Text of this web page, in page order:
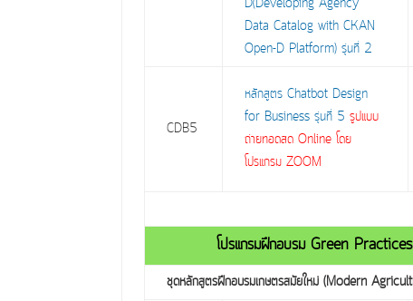
Data Catalog with CKAN
Open-D Platform) รุ่นที่ 2
CDB5
หลักสูตร Chatbot Design
for Business รุ่นที่ 5 รูปแบบ
ถ่ายทอดสด Online โดย
โปรแกรม ZOOM
โปรแกรมฝึกอบรม Green
ชุดหลักสูตรฝึกอบรมเกษตรสมัยใหม่ (Modern